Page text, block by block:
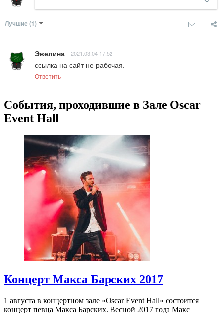
Лучшие (1)
Эвелина 2021.03.04 17:52
ссылка на сайт не рабочая.
Ответить
События, проходившие в Зале Oscar
Event Hall
Концерт Макса Барских 2017
1 августа в концертном зале «Oscar Event Hall» состоится
концерт певца Макса Барских. Весной 2017 года Макс